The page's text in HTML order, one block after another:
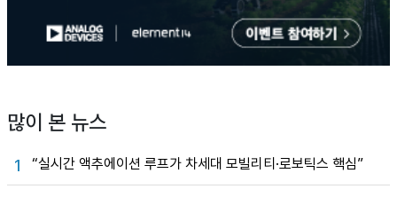
많이 본 뉴스
1 “실시간 액추에이션 루프가 차세대 모빌리티·로보틱스 핵심”